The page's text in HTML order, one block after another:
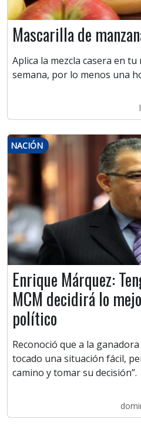
Mascarilla de
Aplica la mezcla casera en
semana, por lo menos una
NACIÓN
Enrique Márquez:
MCM decidirá lo
político
Reconoció que a la
tocado una situación fácil,
camino y tomar su decisión”.